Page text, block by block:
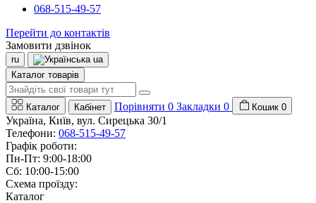
068-515-49-57
Перейти до контактів
Замовити дзвінок
ru
ua
Каталог товарів
Каталог Кабінет Порівняти 0 Закладки 0 Кошик 0
Україна, Київ, вул. Сирецька 30/1
Телефони: 068-515-49-57
Графік роботи:
Пн-Пт: 9:00-18:00
Сб: 10:00-15:00
Схема проїзду:
Каталог